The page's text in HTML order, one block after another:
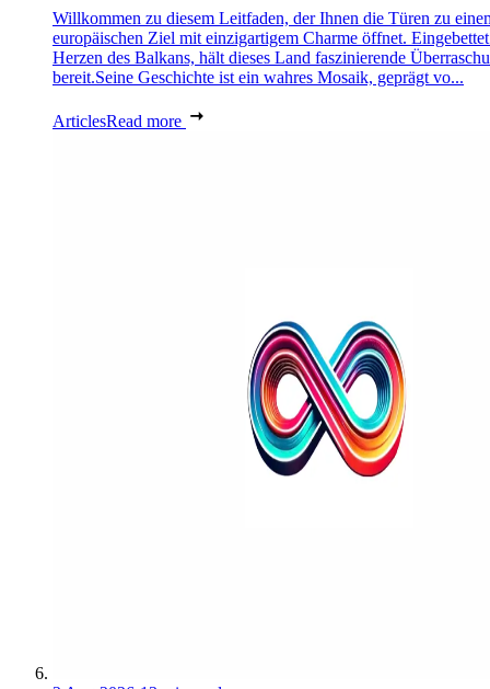
Willkommen zu diesem Leitfaden, der Ihnen die Türen zu
europäischen Ziel mit einzigartigem Charme öffnet.
Herzen des Balkans, hält dieses Land faszinierende
bereit.Seine Geschichte ist ein wahres Mosaik, geprägt vo...
ArticlesRead more